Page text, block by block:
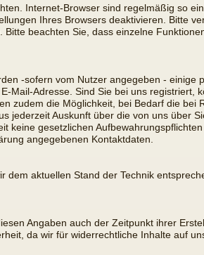
Internet-Browser sind regelmäßig so
Ihres Browsers deaktivieren. Bitte
beachten Sie, dass einzelne
-sofern vom Nutzer angegeben - einige
Mail-Adresse. Sind Sie bei uns registriert,
zudem die Möglichkeit, bei Bedarf die bei
jederzeit Auskunft über die von uns über
keine gesetzlichen
angegebenen Kontaktdaten.
aktuellen Stand der Technik
Angaben auch der Zeitpunkt ihrer
da wir für widerrechtliche Inhalte auf